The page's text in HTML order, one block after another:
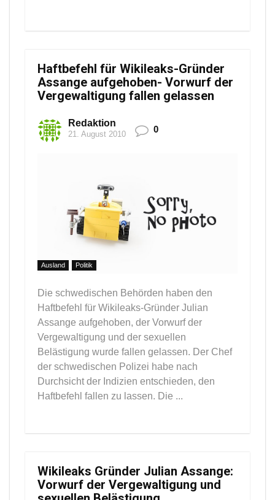
Haftbefehl für Wikileaks-Gründer
Assange aufgehoben- Vorwurf der
Vergewaltigung fallen gelassen
Redaktion
21. August 2010 0
Ausland Politik
Die schwedischen Behörden haben den
Haftbefehl für Wikileaks-Gründer Julian
Assange aufgehoben, der Vorwurf der
Vergewaltigung und der sexuellen
Belästigung wurde fallen gelassen. Der Chef
der schwedischen Polizei habe nach
Durchsicht der Indizien entschieden, den
Haftbefehl fallen zu lassen. Die ...
Wikileaks Gründer Julian Assange:
Vorwurf der Vergewaltigung und